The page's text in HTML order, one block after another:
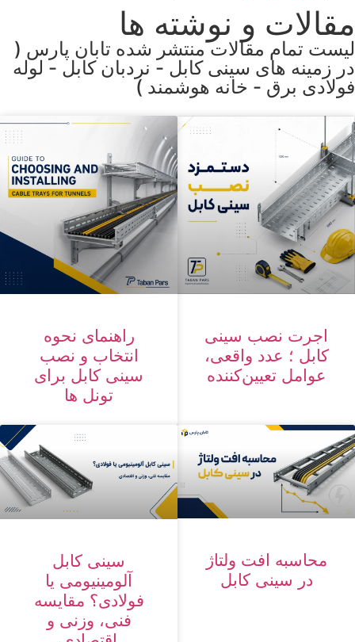
مقالات و نوشته ها
لیست تمام مقالات منتشر شده تابان پارس (
در زمینه های سینی کابل - نردبان کابل - لوله
فولادی برق - خانه هوشمند )
اجرت نصب سینی
کابل ؛ عدد واقعی،
عوامل تعیین‌کننده
راهنمای نحوه
انتخاب و نصب
سینی کابل برای
تونل ها
محاسبه افت ولتاژ
در سینی کابل
سینی کابل
آلومینیومی یا
فولادی؟ مقایسه
فنی، وزنی و